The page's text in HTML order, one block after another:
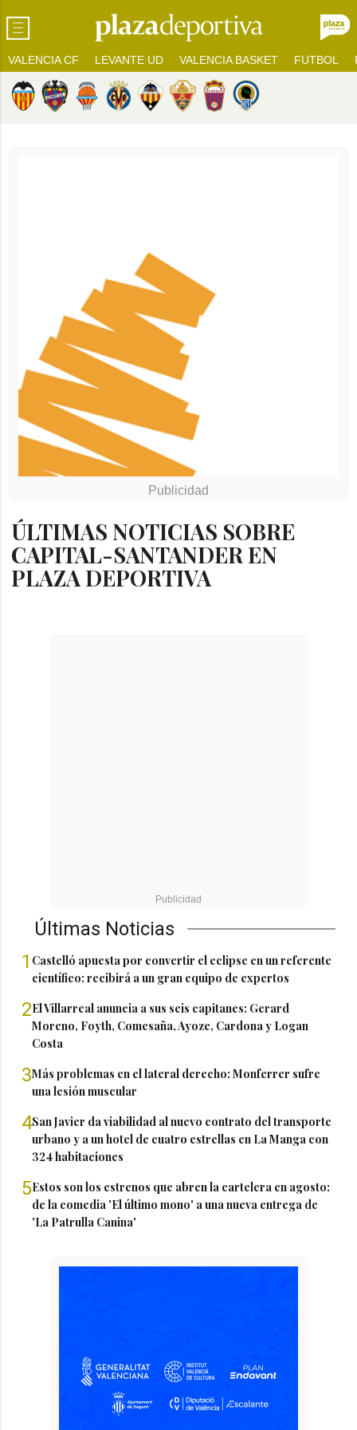
VALENCIA CF LEVANTE UD VALENCIA BASKET FUTBOL
ÚLTIMAS NOTICIAS SOBRE
CAPITAL-SANTANDER EN
PLAZA DEPORTIVA
Últimas Noticias
1 Castelló apuesta por convertir el eclipse en un referente
científico: recibirá a un gran equipo de expertos
2El Villarreal anuncia a sus seis capitanes: Gerard
Moreno, Foyth, Comesaña, Ayoze, Cardona y Logan
Costa
3Más problemas en el lateral derecho: Monferrer sufre
una lesión muscular
4San Javier da viabilidad al nuevo contrato del transporte
urbano y a un hotel de cuatro estrellas en La Manga con
324 habitaciones
5Estos son los estrenos que abren la cartelera en agosto:
de la comedia 'El último mono' a una nueva entrega de
'La Patrulla Canina'